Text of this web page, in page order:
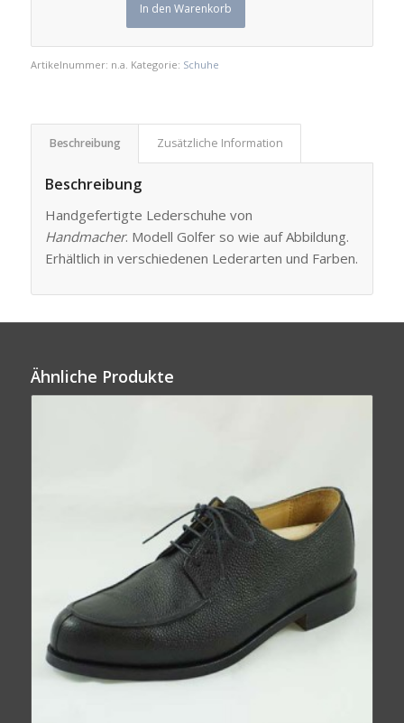
In den Warenkorb
Artikelnummer: n.a. Kategorie: Schuhe
Beschreibung Zusätzliche Information
Beschreibung
Handgefertigte Lederschuhe von
Handmacher. Modell Golfer so wie auf Abbildung.
Erhältlich in verschiedenen Lederarten und Farben.
Ähnliche Produkte